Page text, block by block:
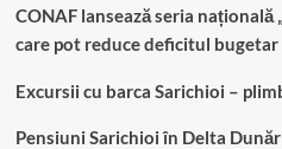
CONAF lansează seria națională
care pot reduce deficitul bugetar
Excursii cu barca Sarichioi –
Pensiuni Sarichioi în Delta